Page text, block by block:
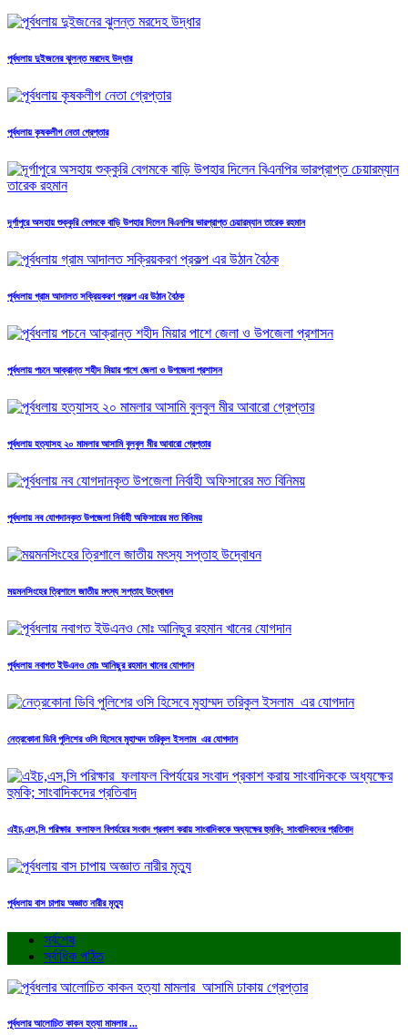
পূর্বধলায় দুইজনের ঝুলন্ত মরদেহ উদ্ধার
পূর্বধলায় কৃষকলীগ নেতা গ্রেপ্তার
দূর্গাপুরে অসহায় শুক্কুরি বেগমকে বাড়ি উপহার দিলেন বিএনপির ভারপ্রাপ্ত চেয়ারম্যান তারেক রহমান
পূর্বধলায় গ্রাম আদালত সক্রিয়করণ প্রকল্প এর উঠান বৈঠক
পূর্বধলায় পচনে আক্রান্ত শহীদ মিয়ার পাশে জেলা ও উপজেলা প্রশাসন
পূর্বধলায় হত্যাসহ ২০ মামলার আসামি বুলবুল মীর আবারো গ্রেপ্তার
পূর্বধলায় নব যোগদানকৃত উপজেলা নির্বাহী অফিসারের মত বিনিময়
ময়মনসিংহের ত্রিশালে জাতীয় মৎস্য সপ্তাহ উদ্বোধন
পূর্বধলায় নবাগত ইউএনও মোঃ আনিছুর রহমান খানের যোগদান
নেত্রকোনা ডিবি পুলিশের ওসি হিসেবে মুহাম্মদ তরিকুল ইসলাম এর যোগদান
এইচ,এস,সি পরিক্ষার ফলাফল বিপর্যয়ের সংবাদ প্রকাশ করায় সাংবাদিককে অধ্যক্ষের হুমকি; সাংবাদিকদের প্রতিবাদ
পূর্বধলায় বাস চাপায় অজ্ঞাত নারীর মৃত্যু
সর্বশেষ
সর্বাধিক পঠিত
পূর্বধলার আলোচিত কাকন হত্যা মামলার ...